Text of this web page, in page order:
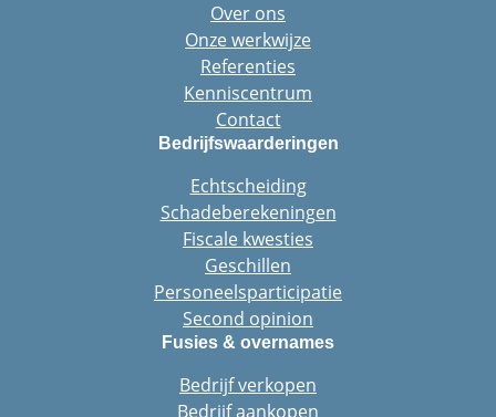
Over ons
Onze werkwijze
Referenties
Kenniscentrum
Contact
Bedrijfswaarderingen
Echtscheiding
Schadeberekeningen
Fiscale kwesties
Geschillen
Personeelsparticipatie
Second opinion
Fusies & overnames
Bedrijf verkopen
Bedrijf aankopen